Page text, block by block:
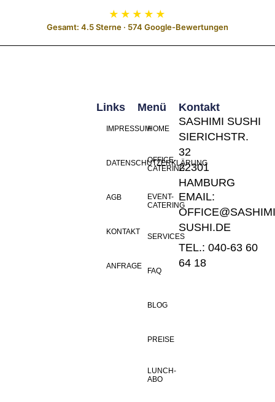
★★★★★
Gesamt: 4.5 Sterne · 574 Google-Bewertungen
Menü
HOME
OFFICE-
CATERING
EVENT-
CATERING
SERVICES
FAQ
BLOG
PREISE
LUNCH-
ABO
Links
IMPRESSUM
DATENSCHUTZERKLÄRUNG
AGB
KONTAKT
ANFRAGE
Kontakt
SASHIMI SUSHI
SIERICHSTR.
32
22301
HAMBURG
EMAIL:
SUSHI.DE
TEL.: 040-63 60
64 18